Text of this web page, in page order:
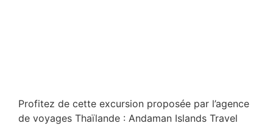
Profitez de cette excursion proposée par l’agence
de voyages Thaïlande : Andaman Islands Travel